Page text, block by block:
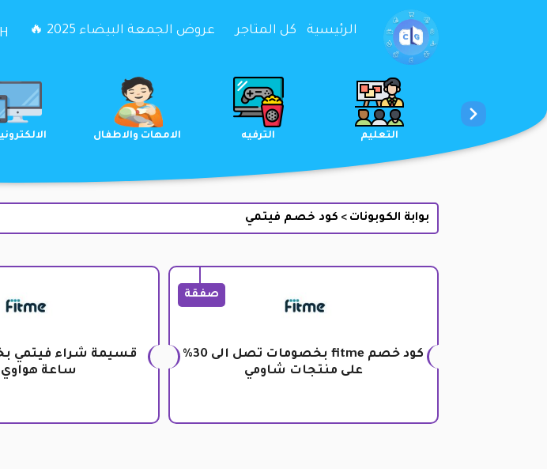
تخطي إلى المحتوى
الرئيسية كل المتاجر عروض الجمعة البيضاء 2025 🔥
الامهات الترفيه التعليم الجمال والعناية الخدمات
بوابة الكوبونات > كود خصم فيتمي
صفقة
كود خصم fitme بخصومات تصل الى 30%
على منتجات شاومي
قسيمة شراء فيتمي
ساعة هواوي